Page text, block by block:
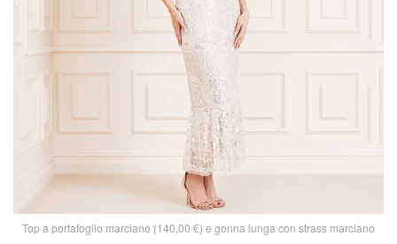
Top a portafoglio marciano (140,00 €) e gonna lunga con strass marciano